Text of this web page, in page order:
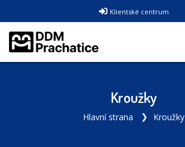
Klientské centrum
Kroužky
Hlavní strana Kroužky